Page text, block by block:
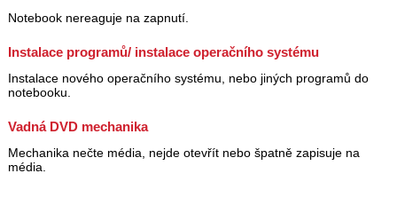
Notebook nereaguje na zapnutí.
Instalace programů/ instalace operačního systému
Instalace nového operačního systému, nebo jiných programů do
notebooku.
Vadná DVD mechanika
Mechanika nečte média, nejde otevřít nebo špatně zapisuje na
média.